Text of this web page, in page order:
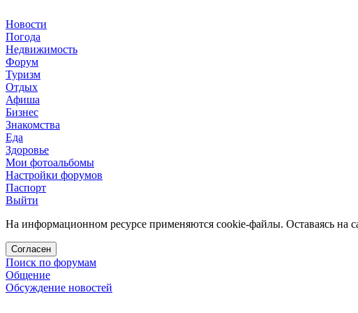
Новости
Погода
Недвижимость
Форум
Туризм
Отдых
Афиша
Бизнес
Знакомства
Еда
Здоровье
Мои фотоальбомы
Настройки форумов
Паспорт
Выйти
На информационном ресурсе применяются cookie-файлы. Оставаясь на
Согласен
Поиск по форумам
Общение
Обсуждение новостей